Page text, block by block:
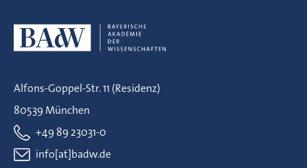
Alfons-Goppel-Str. 11 (Residenz)
80539 München
+49 89 23031-0
info[at]badw.de